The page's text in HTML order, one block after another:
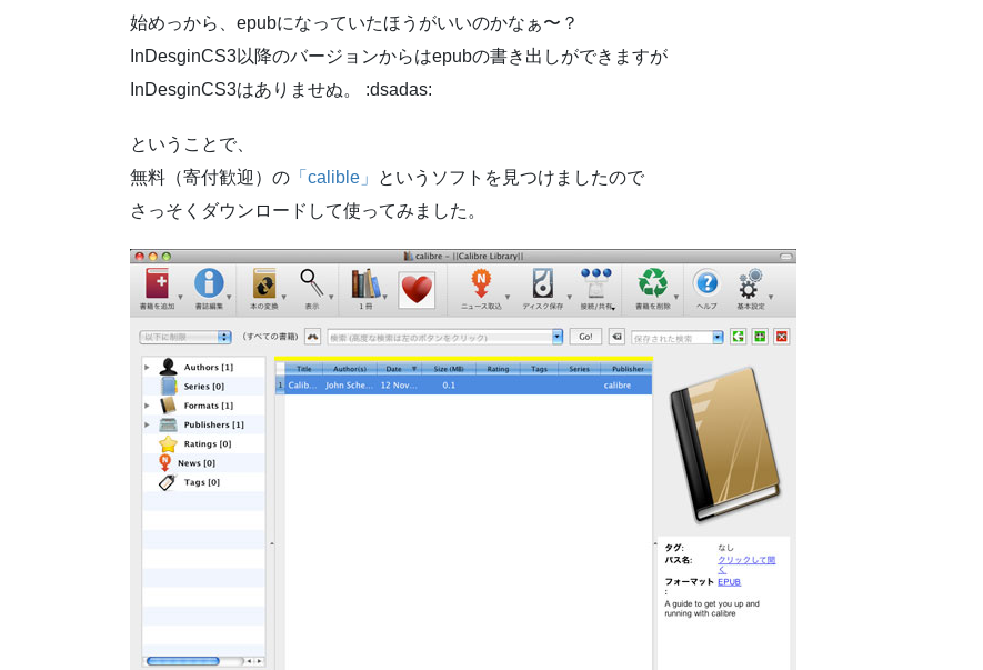
始めっから、epubになっていたほうがいいのかなぁ〜？
InDesginCS3以降のバージョンからはepubの書き出しができますが
InDesginCS3はありませぬ。 :dsadas:
ということで、
無料（寄付歓迎）の 「calible」
というソフトを見つけましたので
さっそくダウンロードして使ってみました。